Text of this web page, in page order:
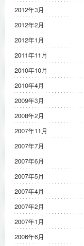
2012年3月
2012年2月
2012年1月
2011年11月
2010年10月
2010年4月
2009年3月
2008年2月
2007年11月
2007年7月
2007年6月
2007年5月
2007年4月
2007年2月
2007年1月
2006年6月